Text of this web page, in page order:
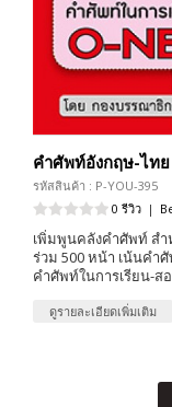
คำศัพท์อังกฤษ-ไท
รหัสสินค้า : P-YOU-395
0 รีวิว |
เพิ่มพูนคลังคำศัพท์ สำ
ร่วม 500 หน้า เน้นคำ
คำศัพท์ในการเรียน-สอ
ดูรายละเอียดเพิ่มเติม